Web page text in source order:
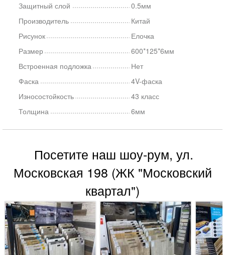
Защитный слой
0.5мм
Производитель
Китай
Рисунок
Елочка
Размер
600*125*6мм
Встроенная подложка
Нет
Фаска
4V-фаска
Износостойкость
43 класс
Толщина
6мм
Посетите наш шоу-рум, ул.
Московская 198 (ЖК "Московский
квартал")